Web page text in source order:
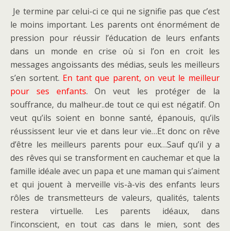
Je termine par celui-ci ce qui ne signifie pas que c’est
le moins important. Les parents ont énormément de
pression pour réussir l’éducation de leurs enfants
dans un monde en crise où si l’on en croit les
messages angoissants des médias, seuls les meilleurs
s’en sortent. En tant que parent, on veut le meilleur
pour ses enfants. On veut les protéger de la
souffrance, du malheur..de tout ce qui est négatif. On
veut qu’ils soient en bonne santé, épanouis, qu’ils
réussissent leur vie et dans leur vie…Et donc on rêve
d’être les meilleurs parents pour eux…Sauf qu’il y a
des rêves qui se transforment en cauchemar et que la
famille idéale avec un papa et une maman qui s’aiment
et qui jouent à merveille vis-à-vis des enfants leurs
rôles de transmetteurs de valeurs, qualités, talents
restera virtuelle. Les parents idéaux, dans
l’inconscient, en tout cas dans le mien, sont des